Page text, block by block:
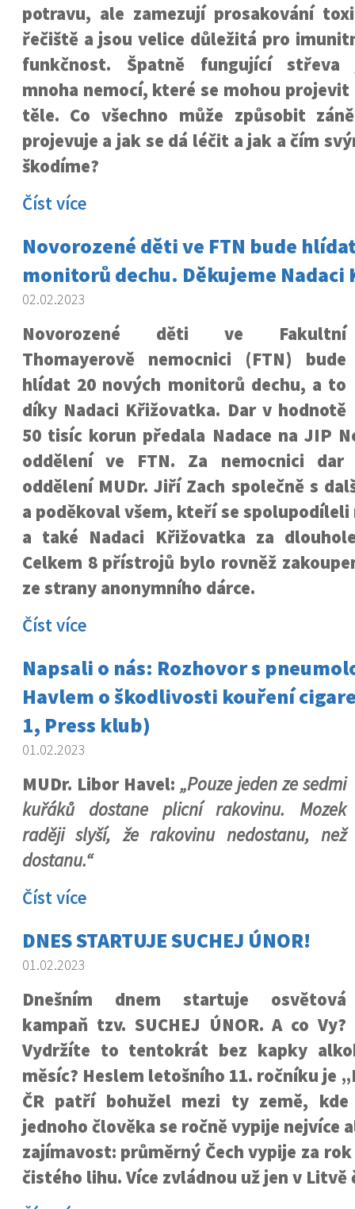
potravu, ale zamezují prosakování
řečiště a jsou velice důležitá pro
funkčnost. Špatně fungující střeva
mnoha nemocí, které se mohou projevit
těle. Co všechno může způsobit
projevuje a jak se dá léčit a jak a čím
škodíme?
Číst více
Novorozené děti ve FTN bude
monitorů dechu. Děkujeme Nadaci
02.02.2023
Novorozené děti ve Fakultní
Thomayerově nemocnici (FTN) bude
hlídat 20 nových monitorů dechu, a to
díky Nadaci Křižovatka. Dar v hodnotě
50 tisíc korun předala Nadace na JIP
oddělení ve FTN. Za nemocnici dar
oddělení MUDr. Jiří Zach společně s
a poděkoval všem, kteří se spolupodíleli
a také Nadaci Křižovatka za
Celkem 8 přístrojů bylo rovněž
ze strany anonymního dárce.
Číst více
Napsali o nás: Rozhovor s
Havlem o škodlivosti kouření
1, Press klub)
01.02.2023
MUDr. Libor Havel: „Pouze jeden ze sedmi
kuřáků dostane plicní rakovinu. Mozek
raději slyší, že rakovinu nedostanu, než
dostanu.“
Číst více
DNES STARTUJE SUCHEJ ÚNOR!
01.02.2023
Dnešním dnem startuje osvětová
kampaň tzv. SUCHEJ ÚNOR. A co Vy?
Vydržíte to tentokrát bez kapky
měsíc? Heslem letošního 11. ročníku je
ČR patří bohužel mezi ty země,
jednoho člověka se ročně vypije nejvíce
zajímavost: průměrný Čech vypije za
čistého lihu. Více zvládnou už jen v Litvě